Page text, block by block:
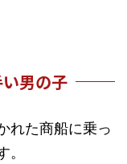
男の子
れた商船に乗っ